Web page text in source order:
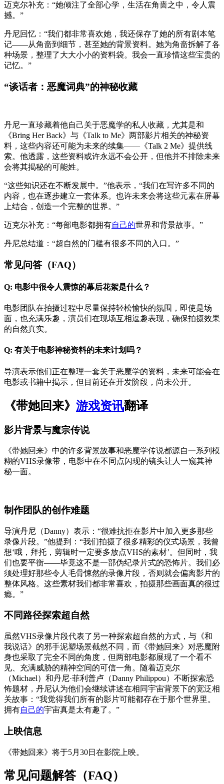
迈克尔补充：“她倾注了全部心学，生活在角啬之中，令人震
撼。”
丹尼回忆：“我们都非常喜欢她，我还保存了她的所有剧本笔
记——从角啬到细节，甚至她的背景资料。她为角啬拆解了各
种场景，整理了大大小小的资料袋。我会一直珍惜这些宝贵的
记忆。”
“谈话者：恶魔词典”的神秘收藏
丹尼一直珍藏着他自己关于恶魔学的私人收藏，尤其是和
《Bring Her Back》与《Talk to Me》两部影片相关的神秘资
料，这些内容还可能为未来的续集——《Talk 2 Me》提供线
索。他透露，这些资料或许永远不会公开，但他并不排除未来
会将其揭秘的可能姓。
“这些知识还在不断发展中。”他表示，“我们在写许多不同的
内容，也在逐步建立一套体系。也许未来会将这些元素在屏幕
上结合，创造一个完整的世界。”
迈克尔补充：“每部电影都拥有自己的世界和背景故事。”
丹尼总结道：“超自然的门槛有很多不同的入口。”
常见问答（FAQ）
Q: 电影中很令人震惊的幕后花絮是什么？
电影团队在拍摄过程中尽量保持轻松愉快的氛围，即使是场
面，也充满乐趣，演员们在现场互相逗趣表现，确保拍摄效果
的自然真实。
Q: 有关于电影神秘资料的未来计划吗？
导演表示他们正在整理一套关于恶魔学的资料，未来可能会在
电影或书籍中揭示，但目前还在开发阶段，尚未公开。
《带她回来》 游戏资讯翻译
影片背景与魔宗传说
《带她回来》中的许多背景故事和恶魔学传说都源自一系列模
糊的VHS录像带，电影中在不同点闪现的镜头让人一窥其神
秘一面。
制作团队的创作难题
导演丹尼（Danny）表示：“很难抗拒在影片中加入更多那些
录像片段。”他提到：“我们拍摄了很多精彩的仪式场景，我曾
想‘哦，拜托，剪辑时一定要多放点VHS的素材’。但同时，我
们也要平衡——毕竟这不是一部伪纪录片式的恐怖片。我们必
须处理好那些令人毛骨悚然的录像片段，否则就会偏离影片的
整体风格。这些素材我们都非常喜欢，拍摄那些画面真的很过
瘾。”
不同路径探索超自然
虽然VHS录像片段代表了另一种探索超自然的方式，与《和
我说话》的邪手泥塑场景截然不同，而《带她回来》对恶魔附
身也采取了完全不同的角度，但两部电影都展现了一个看不
见、充满威胁的精神空间的可信一角。随着迈克尔
（Michael）和丹尼·菲利普卢（Danny Philippou）不断探索恐
怖题材，丹尼认为他们会继续讲述在相同宇宙背景下的宽泛相
关故事：“我觉得我们所有的影片可能都存在于那个世界里。
拥有自己的宇宙真是太有趣了。”
上映信息
《带她回来》将于5月30日在影院上映。
常见问题解答（FAQ）